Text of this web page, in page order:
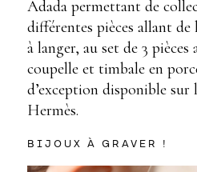
Adada permettant de
différentes pièces allant
à langer, au set de 3
coupelle et timbale en
d’exception disponible
Hermès.
BIJOUX À GRAVER !